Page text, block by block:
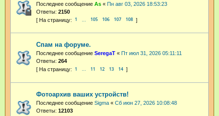
Последнее сообщение As « Пн авг 03, 2026 18:53:23
Ответы: 2150
1 105 106 107 108
Спам на форуме.
Последнее сообщение SeregaT « Пт июл 31, 2026 05:11:11
Ответы: 264
1 … 11 12 13 14
Фотоархив ваших устройств!
Последнее сообщение Sigma « Сб июн 27, 2026 10:08:48
Ответы: 12103